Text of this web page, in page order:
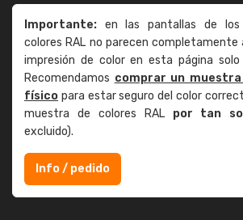
Importante: en las pantallas de los
colores RAL no parecen completamente
impresión de color en esta página
Recomendamos comprar un
físico para estar seguro del color
muestra de colores RAL por tan
excluido).
Info / pedido